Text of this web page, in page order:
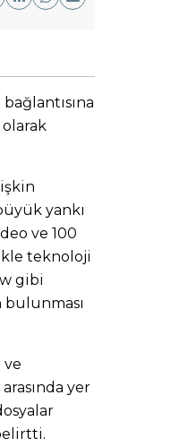
yankı
ve 100
teknoloji
gibi
bulunması
ve
yer